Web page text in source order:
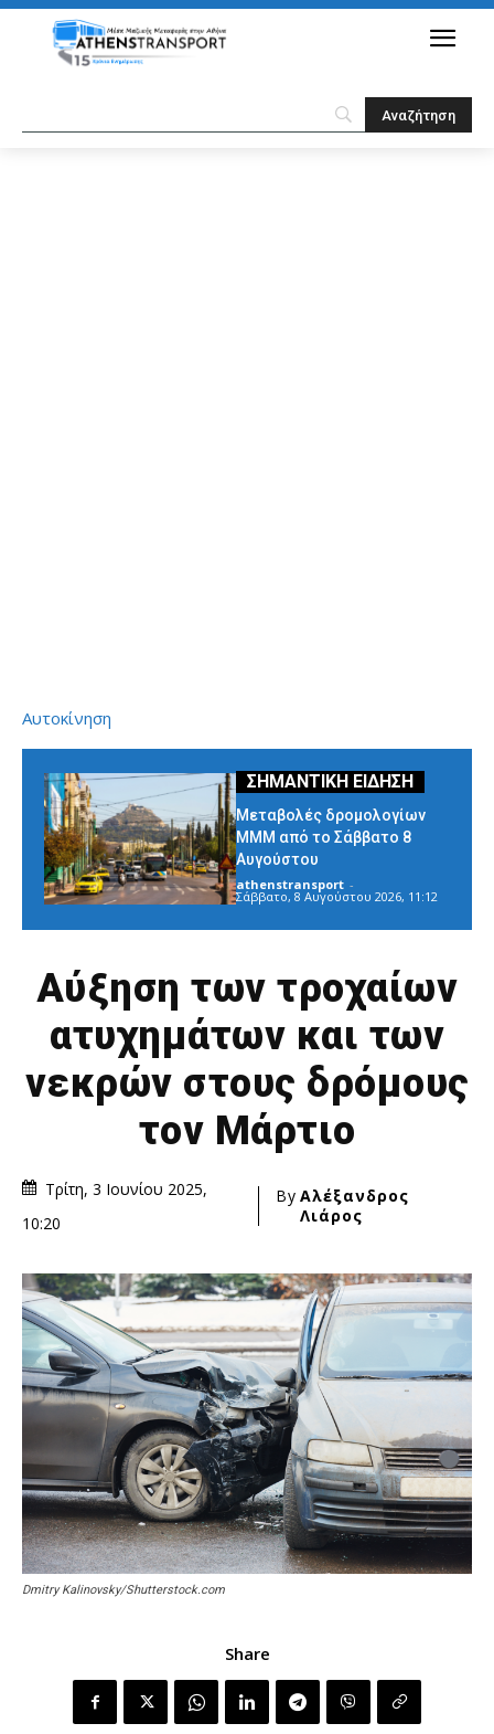
Αυτοκίνηση
Μεταβολές δρομολογίων
ΜΜΜ από το Σάββατο 8
Αυγούστου
athenstransport -
Σάββατο, 8 Αυγούστου 2026, 11:12
Αύξηση των τροχαίων
ατυχημάτων και των
νεκρών στους δρόμους
τον Μάρτιο
Τρίτη, 3 Ιουνίου 2025,
10:20
By Αλέξανδρος
Λιάρος
Dmitry Kalinovsky/Shutterstock.com
Share